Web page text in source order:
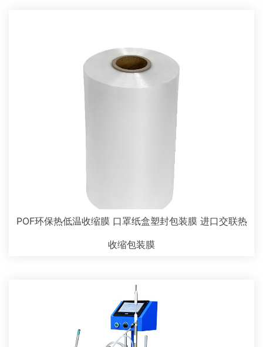
POF环保热低温收缩膜 口罩纸盒塑封包装膜 进口交联热
收缩包装膜